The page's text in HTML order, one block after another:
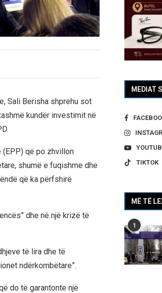
Sali Berisha shprehu sot
kundër investimit në
(EPP) që po zhvillon
shumë e fuqishme dhe
që ka përfshirë
dhe në një krizë të
të lira dhe të
ndërkombëtare”.
do të garantonte një
MEDIAT
TIKTOK
MË TË
1